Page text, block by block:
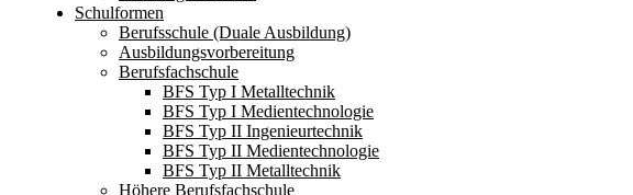
Schulformen
Berufsschule (Duale Ausbildung)
Ausbildungsvorbereitung
Berufsfachschule
BFS Typ I Metalltechnik
BFS Typ I Medientechnologie
BFS Typ II Ingenieurtechnik
BFS Typ II Medientechnologie
BFS Typ II Metalltechnik
Höhere Berufsfachschule